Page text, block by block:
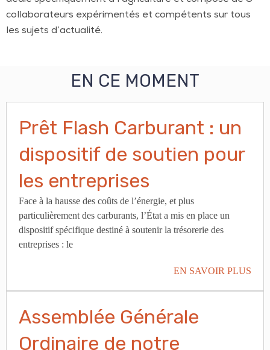
collaborateurs expérimentés et compétents sur tous
les sujets d’actualité.
EN CE MOMENT
Prêt Flash Carburant : un
dispositif de soutien pour
les entreprises
Face à la hausse des coûts de l’énergie, et plus
particulièrement des carburants, l’État a mis en place un
dispositif spécifique destiné à soutenir la trésorerie des
entreprises : le
EN SAVOIR PLUS
Assemblée Générale
Ordinaire de notre